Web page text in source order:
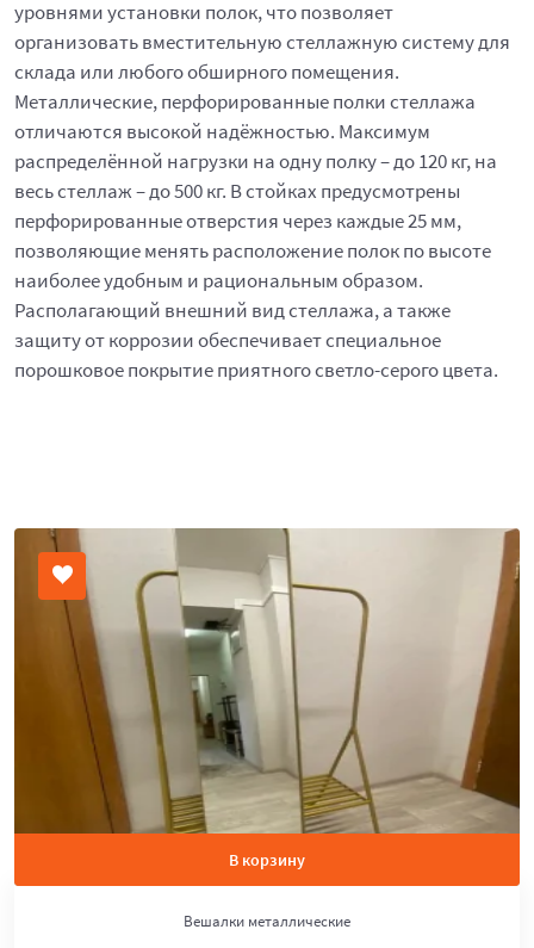
уровнями установки полок, что позволяет
организовать вместительную стеллажную систему для
склада или любого обширного помещения.
Металлические, перфорированные полки стеллажа
отличаются высокой надёжностью. Максимум
распределённой нагрузки на одну полку – до 120 кг, на
весь стеллаж – до 500 кг. В стойках предусмотрены
перфорированные отверстия через каждые 25 мм,
позволяющие менять расположение полок по высоте
наиболее удобным и рациональным образом.
Располагающий внешний вид стеллажа, а также
защиту от коррозии обеспечивает специальное
порошковое покрытие приятного светло-серого цвета.
В корзину
Вешалки металлические